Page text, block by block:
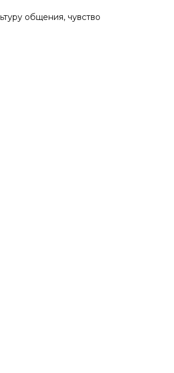
общения, чувство